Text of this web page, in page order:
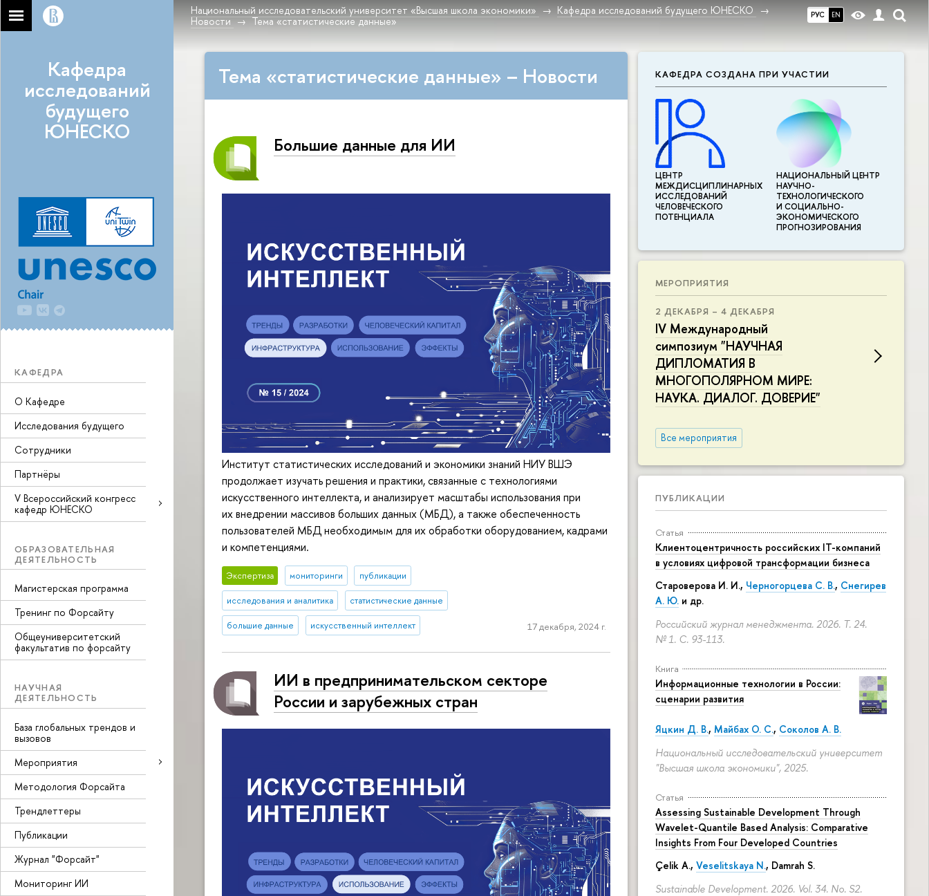
РУС EN
Национальный исследовательский университет «Высшая школа экономики»
Кафедра исследований будущего ЮНЕСКО
Новости
Тема «статистические данные»
Кафедра
исследований
будущего
ЮНЕСКО
КАФЕДРА
О Кафедре
Исследования будущего
Сотрудники
Партнёры
V Всероссийский конгресс
кафедр ЮНЕСКО
ОБРАЗОВАТЕЛЬНАЯ
ДЕЯТЕЛЬНОСТЬ
Магистерская программа
Тренинг по Форсайту
Общеуниверситетский
факультатив по форсайту
НАУЧНАЯ
ДЕЯТЕЛЬНОСТЬ
База глобальных трендов и
вызовов
Мероприятия
Методология Форсайта
Трендлеттеры
Публикации
Журнал "Форсайт"
Мониторинг ИИ
КАФЕДРА СОЗДАНА ПРИ УЧАСТИИ
ЦЕНТР
МЕЖДИСЦИПЛИНАР­НЫХ
ИССЛЕДОВАНИЙ
ЧЕЛОВЕЧЕСКОГО
ПОТЕНЦИАЛА
НАЦИОНАЛЬНЫЙ ЦЕНТР
НАУЧНО-
ТЕХНОЛОГИЧЕСКОГО
И СОЦИАЛЬНО-
ЭКОНОМИЧЕСКОГО
ПРОГНОЗИРОВАНИЯ
МЕРОПРИЯТИЯ
2 ДЕКАБРЯ – 4 ДЕКАБРЯ
IV Международный
симпозиум "НАУЧНАЯ
ДИПЛОМАТИЯ В
МНОГОПОЛЯРНОМ МИРЕ:
НАУКА. ДИАЛОГ. ДОВЕРИЕ"
Все мероприятия
ПУБЛИКАЦИИ
Статья
Клиентоцентричность российских IT-компаний
в условиях цифровой трансформации бизнеса
Староверова И. И., Черногорцева С. В., Снегирев
А. Ю. и др.
Российский журнал менеджмента. 2026. Т. 24.
№ 1. С. 93-113.
Книга
Информационные технологии в России:
сценарии развития
Яцкин Д. В., Майбах О. С., Соколов А. В.
Национальный исследовательский университет
"Высшая школа экономики", 2025.
Статья
Assessing Sustainable Development Through
Wavelet-Quantile Based Analysis: Comparative
Insights From Four Developed Countries
Çelik A., Veselitskaya N., Damrah S.
Sustainable Development. 2026. Vol. 34. No. S2.
Тема «статистические данные» – Новости
Большие данные для ИИ
Институт статистических исследований и экономики знаний НИУ ВШЭ
продолжает изучать решения и практики, связанные с технологиями
искусственного интеллекта, и анализирует масштабы использования при
их внедрении массивов больших данных (МБД), а также обеспеченность
пользователей МБД необходимым для их обработки оборудованием, кадрами
и компетенциями.
Экспертиза мониторинги публикации
исследования и аналитика статистические данные
большие данные искусственный интеллект 17 декабря, 2024 г.
ИИ в предпринимательском секторе
России и зарубежных стран